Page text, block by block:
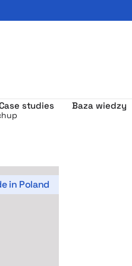
studies Baza wiedzy
in Poland